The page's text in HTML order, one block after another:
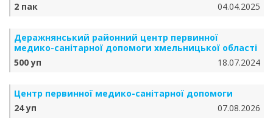
2 пак
04.04.2025
Деражнянський районний центр первинної
медико-санітарної допомоги хмельницької області
500 уп
18.07.2024
Центр первинної медико-санітарної допомоги
24 уп
07.08.2026